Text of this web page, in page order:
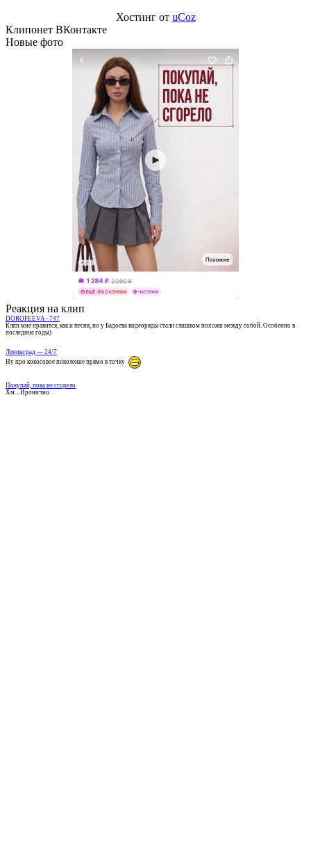
Хостинг от uCoz
Клипонет ВКонтакте
Новые фото
Реакция на клип
DOROFEEVA - 747
Клип мне нравится, как и песня, но у Бадоева видеоряды стали слишком похожи между собой. Особенно в
последние годы)
Ленинград — 24/7
Ну про кокосовое поколение прямо в точку
Покупай, пока не сгорело
Хм... Иронично.